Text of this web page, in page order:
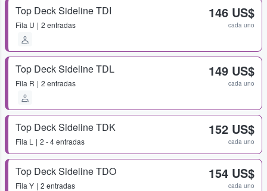
Top Deck Sideline TDI
Fila U 2 entradas
146 US$
cada uno
Top Deck Sideline TDL
Fila R 2 entradas
149 US$
cada uno
Top Deck Sideline TDK
Fila L 2 - 4 entradas
152 US$
cada uno
Top Deck Sideline TDO
Fila Y 2 entradas
154 US$
cada uno